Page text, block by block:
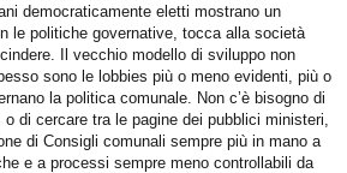
democraticamente eletti mostrano un
le politiche governative, tocca alla società
Il vecchio modello di sviluppo non
sono le lobbies più o meno evidenti, più o
la politica comunale. Non c’è bisogno di
di cercare tra le pagine dei pubblici ministeri,
di Consigli comunali sempre più in mano a
e a processi sempre meno controllabili da